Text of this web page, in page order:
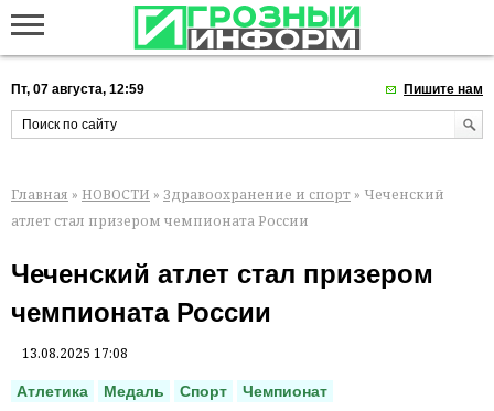
Пт, 07 августа, 12:59 Пишите нам
Главная » НОВОСТИ » Здравоохранение и спорт » Чеченский
атлет стал призером чемпионата России
Чеченский атлет стал призером
чемпионата России
13.08.2025 17:08
Атлетика Медаль Спорт Чемпионат